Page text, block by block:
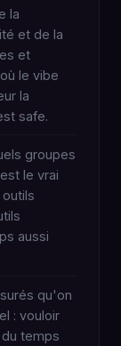
la
et de la
et
le vibe
la
safe.
groupes
le vrai
aussi
qu'on
: vouloir
temps